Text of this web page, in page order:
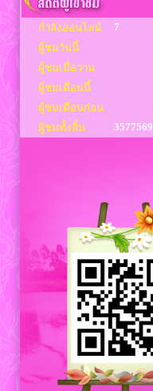
กำลังออนไลน์ 7
ผู้ชมวันนี้
ผู้ชมเมื่อวาน
ผู้ชมเดือนนี้
ผู้ชมเดือนก่อน
ผู้ชมทั้งสิ้น
3577569